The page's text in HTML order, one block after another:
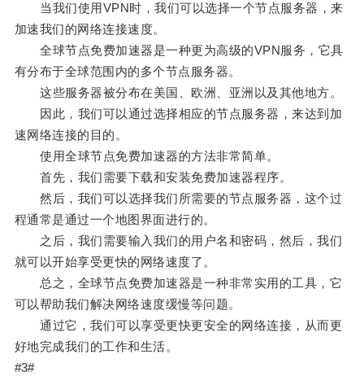
当我们使用VPN时，我们可以选择一个节点服务器，来
加速我们的网络连接速度。
全球节点免费加速器是一种更为高级的VPN服务，它具
有分布于全球范围内的多个节点服务器。
这些服务器被分布在美国、欧洲、亚洲以及其他地方。
因此，我们可以通过选择相应的节点服务器，来达到加
速网络连接的目的。
使用全球节点免费加速器的方法非常简单。
首先，我们需要下载和安装免费加速器程序。
然后，我们可以选择我们所需要的节点服务器，这个过
程通常是通过一个地图界面进行的。
之后，我们需要输入我们的用户名和密码，然后，我们
就可以开始享受更快的网络速度了。
总之，全球节点免费加速器是一种非常实用的工具，它
可以帮助我们解决网络速度缓慢等问题。
通过它，我们可以享受更快更安全的网络连接，从而更
好地完成我们的工作和生活。
#3#